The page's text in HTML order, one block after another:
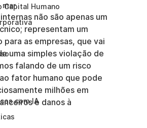
Capital Humano
com IA
mar.
não são apenas um
representam um
para as empresas, que vai
uma simples violação de
falando de um risco
fator humano que pode
milhões em
e danos à